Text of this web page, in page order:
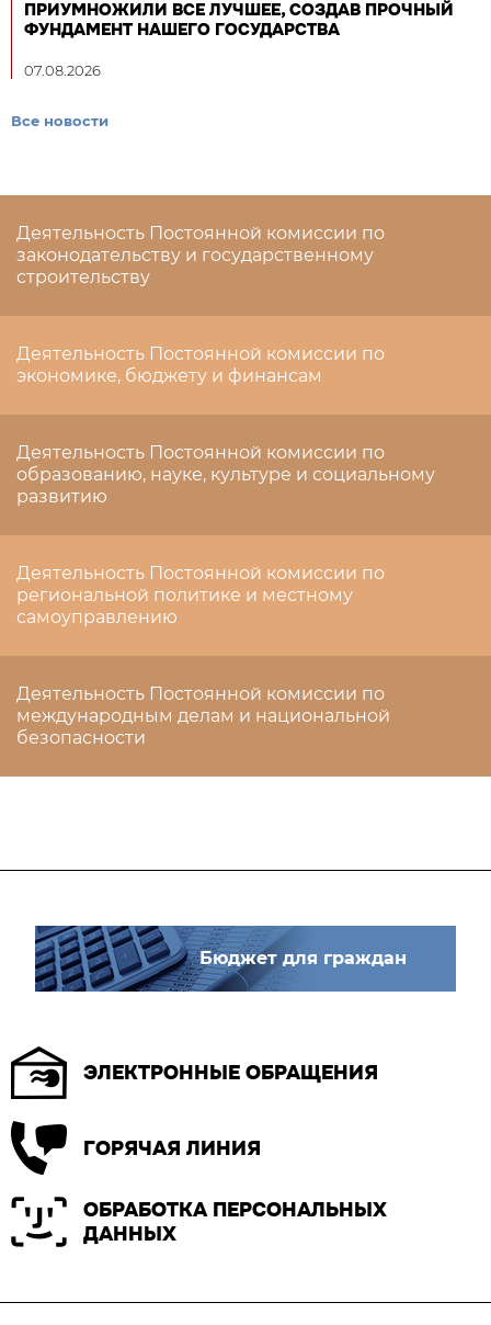
ПРИУМНОЖИЛИ ВСЕ ЛУЧШЕЕ, СОЗДАВ ПРОЧНЫЙ
ФУНДАМЕНТ НАШЕГО ГОСУДАРСТВА
07.08.2026
Все новости
Деятельность Постоянной комиссии по
законодательству и государственному
строительству
Деятельность Постоянной комиссии по
экономике, бюджету и финансам
Деятельность Постоянной комиссии по
образованию, науке, культуре и социальному
развитию
Деятельность Постоянной комиссии по
региональной политике и местному
самоуправлению
Деятельность Постоянной комиссии по
международным делам и национальной
безопасности
Бюджет для граждан
ЭЛЕКТРОННЫЕ ОБРАЩЕНИЯ
ГОРЯЧАЯ ЛИНИЯ
ОБРАБОТКА ПЕРСОНАЛЬНЫХ
ДАННЫХ